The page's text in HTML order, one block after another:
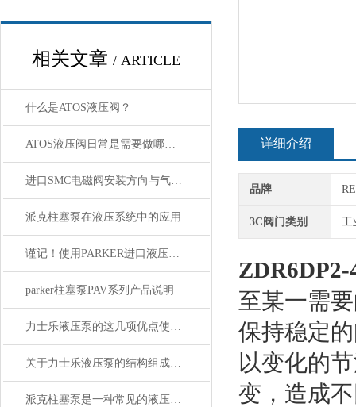
相关文章 / ARTICLE
什么是ATOS液压阀？
ATOS液压阀日常是需要做哪些“体检”
进口SMC电磁阀安装方向与气源过滤要求详解
派克柱塞泵在液压系统中的应用
谨记！使用PARKER进口液压泵时需要注意这些
parker柱塞泵PAV系列产品说明
力士乐液压泵的这几项优点使其被广泛应用
关于力士乐液压泵的结构组成你知道么
派克柱塞泵是一种常见的液压传动设备
详细介绍
品牌
3C阀门类别 工
至某一需
保持稳定
以变化的
变，造成